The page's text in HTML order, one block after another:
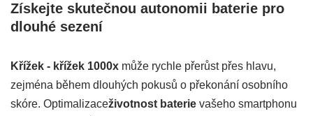
Získejte skutečnou autonomii baterie pro
dlouhé sezení
Křížek - křížek 1000x může rychle přerůst přes hlavu,
zejména během dlouhých pokusů o překonání osobního
skóre. Optimalizaceživotnost baterie vašeho smartphonu